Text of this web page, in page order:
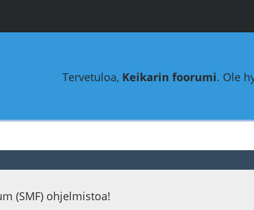
Tervetuloa, Keikarin foorumi. Ole
(SMF) ohjelmistoa!